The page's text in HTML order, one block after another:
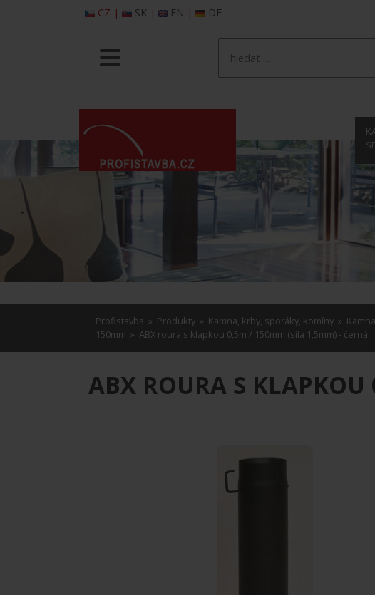
CZ | SK| EN | DE
Profistavba » Produkty » Kamna, krby, sporáky, komíny » Kamna
150mm » ABX roura s klapkou 0,5m / 150mm (síla 1,5mm) - černá
ABX ROURA S